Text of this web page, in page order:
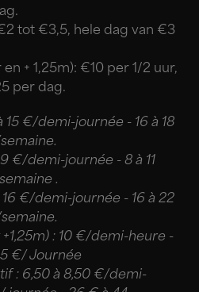
tot €3,5, hele dag van €3
+ 1,25m): €10 per 1/2 uur,
per dag.
15 €/demi-journée - 16 à 18
€/demi-journée - 8 à 11
.
16 €/demi-journée - 16 à 22
: 10 €/demi-heure -
€/ Journée
: 6,50 à 8,50 €/demi-